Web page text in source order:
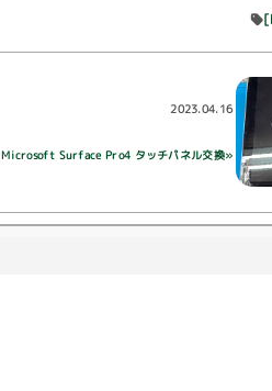
2023.04.16
Microsoft Surface Pro4 タッチパネル交換»